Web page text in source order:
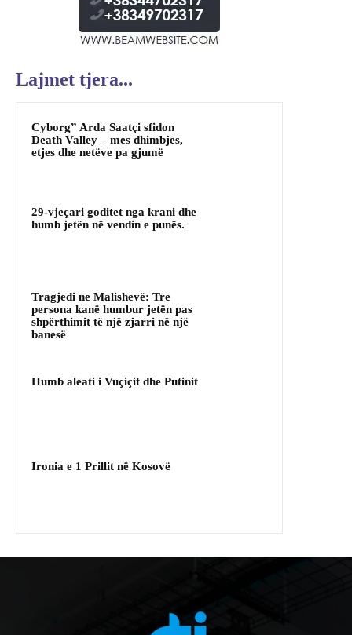
Lajmet tjera...
Cyborg” Arda Saatçi sfidon
Death Valley – mes dhimbjes,
etjes dhe netëve pa gjumë
29-vjeçari goditet nga krani dhe
humb jetën në vendin e punës.
Tragjedi ne Malishevë: Tre
persona kanë humbur jetën pas
shpërthimit të një zjarri në një
banesë
Humb aleati i Vuçiçit dhe Putinit
Ironia e 1 Prillit në Kosovë